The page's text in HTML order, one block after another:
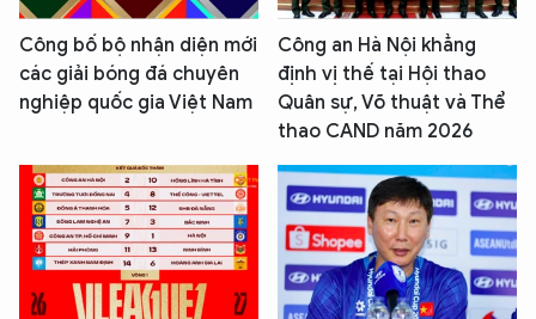
Công bố bộ nhận diện mới
các giải bóng đá chuyên
nghiệp quốc gia Việt Nam
Công an Hà Nội khẳng
định vị thế tại Hội thao
Quân sự, Võ thuật và Thể
thao CAND năm 2026